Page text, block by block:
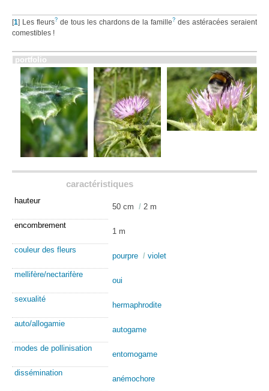
[1] Les fleurs? de tous les chardons de la famille? des astéracées seraient
comestibles !
portfolio
caractéristiques
hauteur
50 cm / 2 m
encombrement
1 m
couleur des fleurs
pourpre / violet
mellifère/nectarifère
oui
sexualité
hermaphrodite
auto/allogamie
autogame
modes de pollinisation
entomogame
dissémination
anémochore